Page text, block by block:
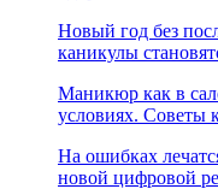
Новый год без
каникулы
Маникюр как в
условиях. Советы
На ошибках
новой цифровой